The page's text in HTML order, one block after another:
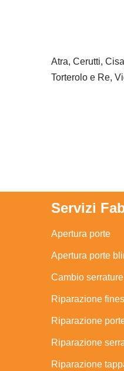
Atra, Cerutti,
Torterolo e Re,
Servizi
Apertura porte
Apertura porte
Cambio serrature
Riparazione
Riparazione
Riparazione
Riparazione